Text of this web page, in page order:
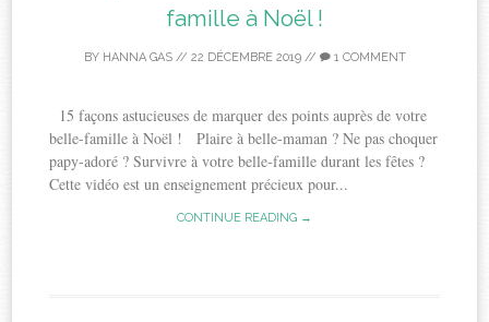
famille à Noël !
BY HANNA GAS// 22 DÉCEMBRE 2019// 1 COMMENT
15 façons astucieuses de marquer des points auprès de votre
belle-famille à Noël ! Plaire à belle-maman ? Ne pas choquer
papy-adoré ? Survivre à votre belle-famille durant les fêtes ?
Cette vidéo est un enseignement précieux pour...
CONTINUE READING →